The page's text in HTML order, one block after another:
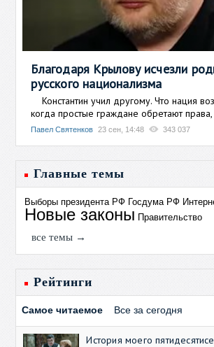
Благодаря Крылову исчезли
русского национализма
Константин учил другому. Что нация
когда простые граждане обретают права,
Павел Святенков 23 сен, 14:48 343 037
Главные темы
Выборы президента РФ Госдума РФ
Новые законы Правительство
все темы →
Рейтинги
Самое читаемое Все за сегодня
История моего